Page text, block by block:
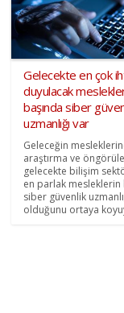
Gelecekte en çok
duyulacak
başında siber
uzmanlığı var
Geleceğin
araştırma ve
gelecekte bilişim
en parlak mesleklerin
siber güvenlik
olduğunu ortaya